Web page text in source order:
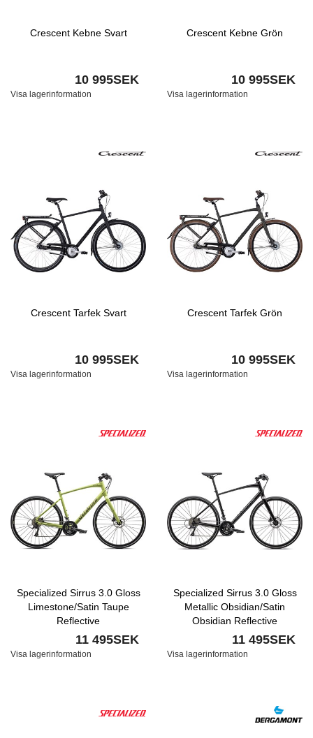
Crescent Kebne Svart
10 995SEK
Visa lagerinformation
Crescent Kebne Grön
10 995SEK
Visa lagerinformation
Crescent Tarfek Svart
10 995SEK
Visa lagerinformation
Crescent Tarfek Grön
10 995SEK
Visa lagerinformation
Specialized Sirrus 3.0 Gloss
Limestone/Satin Taupe
Reflective
11 495SEK
Visa lagerinformation
Specialized Sirrus 3.0 Gloss
Metallic Obsidian/Satin
Obsidian Reflective
11 495SEK
Visa lagerinformation